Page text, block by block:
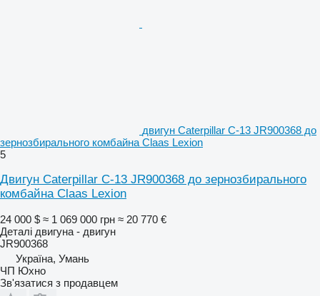
двигун Caterpillar C-13 JR900368 до
зернозбирального комбайна Claas Lexion
5
Двигун Caterpillar C-13 JR900368 до зернозбирального
комбайна Claas Lexion
24 000 $ ≈ 1 069 000 грн ≈ 20 770 €
Деталі двигуна - двигун
JR900368
Україна, Умань
ЧП Юхно
Зв'язатися з продавцем